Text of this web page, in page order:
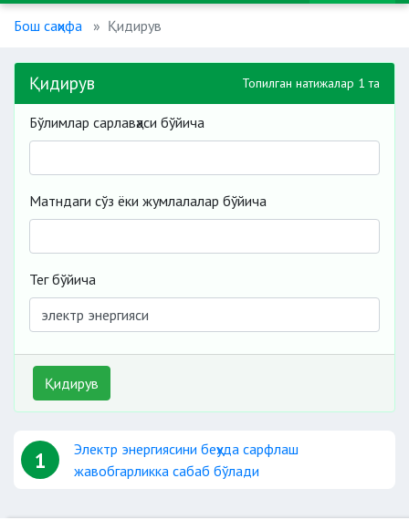
Бош саҳифа Қидирув
Қидирув Топилган натижалар 1 та
Бўлимлар сарлавҳаси бўйича
Матндаги сўз ёки жумлалалар бўйича
Тег бўйича
Қидирув
1
Электр энергиясини беҳуда сарфлаш
жавобгарликка сабаб бўлади